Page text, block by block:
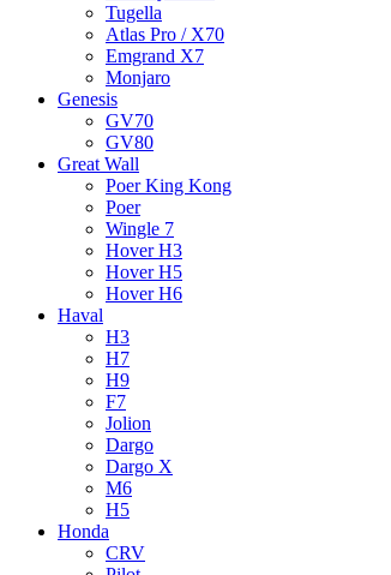
Tugella
Atlas Pro / X70
Emgrand X7
Monjaro
Genesis
GV70
GV80
Great Wall
Poer King Kong
Poer
Wingle 7
Hover H3
Hover H5
Hover H6
Haval
H3
H7
H9
F7
Jolion
Dargo
Dargo X
M6
H5
Honda
CRV